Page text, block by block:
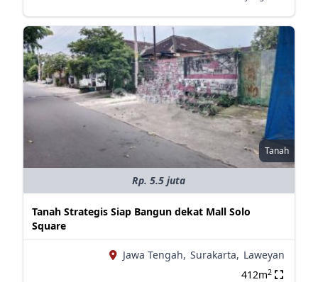
Tanah
Rp. 5.5 juta
Tanah Strategis Siap Bangun dekat Mall Solo
Square
Jawa Tengah, Surakarta, Laweyan
412m2